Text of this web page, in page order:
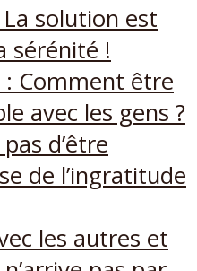
solution est
sérénité !
Comment être
avec les gens ?
d’être
de l’ingratitude
les autres et